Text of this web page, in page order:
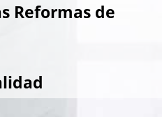
Reformas de